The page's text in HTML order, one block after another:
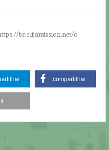
br.elijamission.net/o-
compartilhar